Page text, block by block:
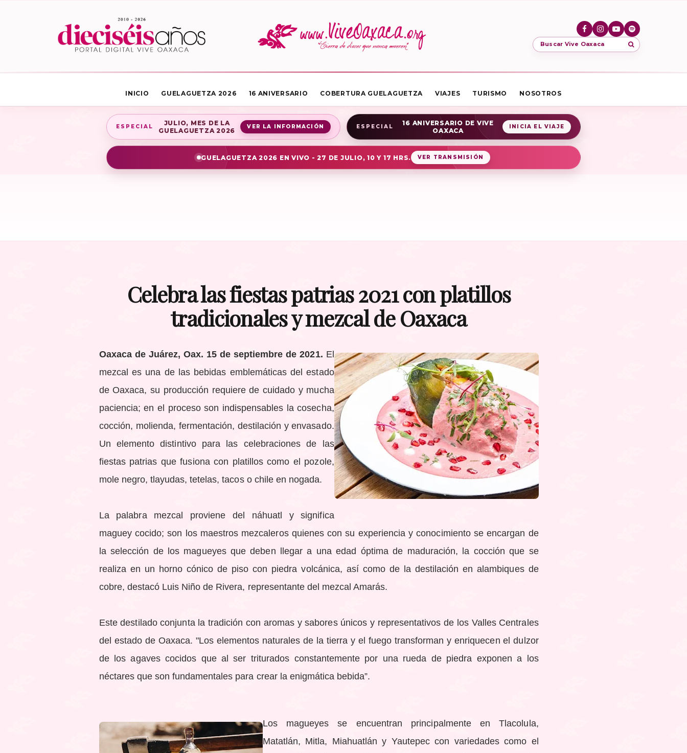
Buscar Vive Oaxaca
INICIO GUELAGUETZA 2026 16 ANIVERSARIO COBERTURA GUELAGUETZA VIAJES TURISMO NOSOTROS
ESPECIAL
JULIO, MES DE LA
GUELAGUETZA 2026
VER LA INFORMACIÓN ESPECIAL
16 ANIVERSARIO DE VIVE
OAXACA
INICIA EL VIAJE
GUELAGUETZA 2026 EN VIVO - 27 DE JULIO, 10 Y 17 HRS. VER TRANSMISIÓN
Celebra las fiestas patrias 2021 con platillos
tradicionales y mezcal de Oaxaca
Oaxaca de Juárez, Oax. 15 de septiembre de 2021. El
mezcal es una de las bebidas emblemáticas del estado
de Oaxaca, su producción requiere de cuidado y mucha
paciencia; en el proceso son indispensables la cosecha,
cocción, molienda, fermentación, destilación y envasado.
Un elemento distintivo para las celebraciones de las
fiestas patrias que fusiona con platillos como el pozole,
mole negro, tlayudas, tetelas, tacos o chile en nogada.
La palabra mezcal proviene del náhuatl y significa
maguey cocido; son los maestros mezcaleros quienes con su experiencia y conocimiento se encargan de
la selección de los magueyes que deben llegar a una edad óptima de maduración, la cocción que se
realiza en un horno cónico de piso con piedra volcánica, así como de la destilación en alambiques de
cobre, destacó Luis Niño de Rivera, representante del mezcal Amarás.
Este destilado conjunta la tradición con aromas y sabores únicos y representativos de los Valles Centrales
del estado de Oaxaca. "Los elementos naturales de la tierra y el fuego transforman y enriquecen el dulzor
de los agaves cocidos que al ser triturados constantemente por una rueda de piedra exponen a los
néctares que son fundamentales para crear la enigmática bebida”.
Los magueyes se encuentran principalmente en Tlacolula,
Matatlán, Mitla, Miahuatlán y Yautepec con variedades como el